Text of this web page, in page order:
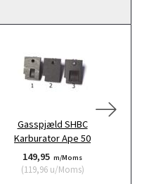
Gasspjæld SHBC
Karburator Ape 50
149,95 m/Moms
(119,96u/Moms)